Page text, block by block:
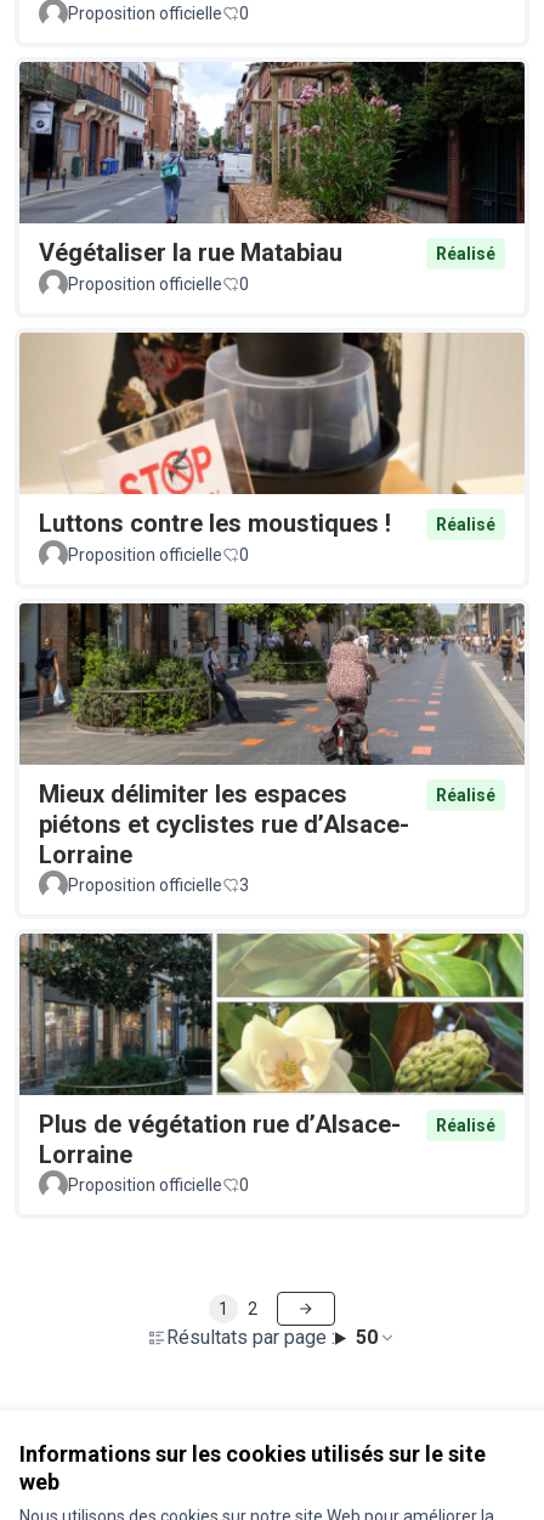
Informations sur les cookies utilisés sur le site
web
Proposition officielle 0
Végétaliser la rue Matabiau
Réalisé
Proposition officielle
0
Luttons contre les moustiques !
Réalisé
Proposition officielle
0
Mieux délimiter les espaces
piétons et cyclistes rue d’Alsace-
Lorraine
Réalisé
Proposition officielle 3
Plus de végétation rue d’Alsace-
Lorraine
Réalisé
Proposition officielle 0
Résultats par page : 50
1 2